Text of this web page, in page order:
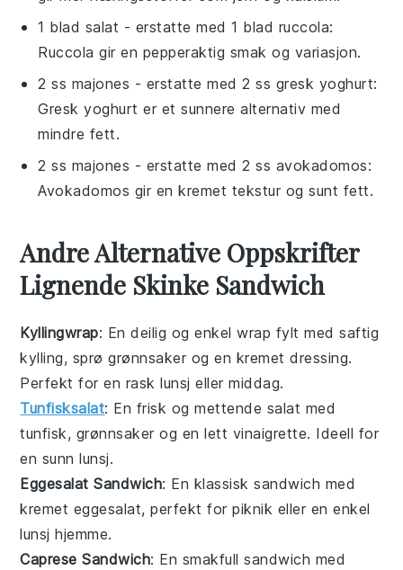
1 blad salat - erstatte med1 blad ruccola:
Ruccola gir en pepperaktig smak og variasjon.
2 ss majones - erstatte med2 ss gresk yoghurt:
Gresk yoghurt er et sunnere alternativ med
mindre fett.
2 ss majones - erstatte med2 ss avokadomos:
Avokadomos gir en kremet tekstur og sunt fett.
Andre Alternative Oppskrifter
Lignende Skinke Sandwich
Kyllingwrap: En deilig og enkelwrap fylt med saftig
kylling, sprøgrønnsaker og en kremetdressing.
Perfekt for en rask lunsj eller middag.
Tunfisksalat: En frisk og mettende salat med
tunfisk, grønnsaker og en lett vinaigrette. Ideell for
en sunn lunsj.
Eggesalat Sandwich: En klassisksandwich med
kremet eggesalat, perfekt for piknik eller en enkel
lunsj hjemme.
Caprese Sandwich: En smakfullsandwich med